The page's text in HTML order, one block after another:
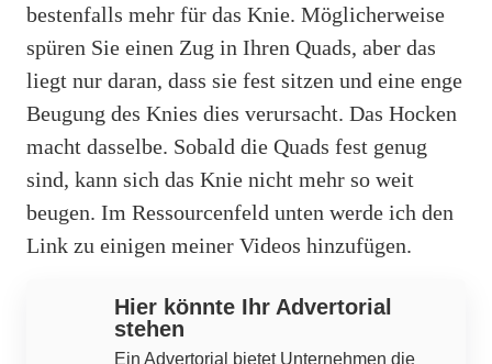
bestenfalls mehr für das Knie. Möglicherweise
spüren Sie einen Zug in Ihren Quads, aber das
liegt nur daran, dass sie fest sitzen und eine enge
Beugung des Knies dies verursacht. Das Hocken
macht dasselbe. Sobald die Quads fest genug
sind, kann sich das Knie nicht mehr so ​​weit
beugen. Im Ressourcenfeld unten werde ich den
Link zu einigen meiner Videos hinzufügen.
Hier könnte Ihr Advertorial
stehen
Ein Advertorial bietet Unternehmen die